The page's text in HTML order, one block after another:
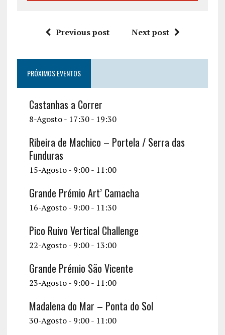
Previous post Next post
PRÓXIMOS EVENTOS
Castanhas a Correr
8-Agosto - 17:30- 19:30
Ribeira de Machico – Portela / Serra das
Funduras
15-Agosto - 9:00- 11:00
Grande Prémio Art’ Camacha
16-Agosto - 9:00- 11:30
Pico Ruivo Vertical Challenge
22-Agosto - 9:00- 13:00
Grande Prémio São Vicente
23-Agosto - 9:00- 11:00
Madalena do Mar – Ponta do Sol
30-Agosto - 9:00- 11:00